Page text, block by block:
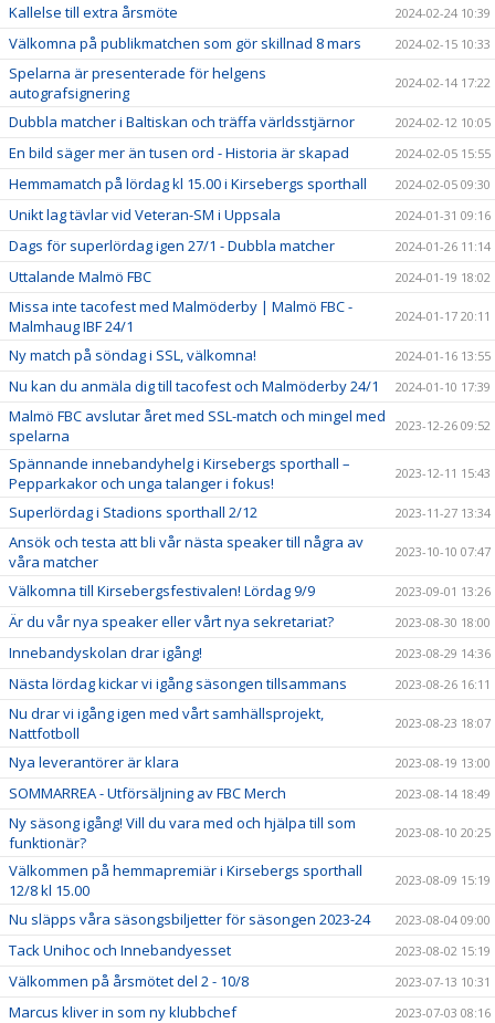
Kallelse till extra årsmöte 2024-02-24 10:39
Välkomna på publikmatchen som gör skillnad 8 mars 2024-02-15 10:33
Spelarna är presenterade för helgens
autografsignering
2024-02-14 17:22
Dubbla matcher i Baltiskan och träffa världsstjärnor 2024-02-12 10:05
En bild säger mer än tusen ord - Historia är skapad 2024-02-05 15:55
Hemmamatch på lördag kl 15.00 i Kirsebergs sporthall 2024-02-05 09:30
Unikt lag tävlar vid Veteran-SM i Uppsala 2024-01-31 09:16
Dags för superlördag igen 27/1 - Dubbla matcher 2024-01-26 11:14
Uttalande Malmö FBC 2024-01-19 18:02
Missa inte tacofest med Malmöderby | Malmö FBC -
Malmhaug IBF 24/1
2024-01-17 20:11
Ny match på söndag i SSL, välkomna! 2024-01-16 13:55
Nu kan du anmäla dig till tacofest och Malmöderby 24/1 2024-01-10 17:39
Malmö FBC avslutar året med SSL-match och mingel med
spelarna
2023-12-26 09:52
Spännande innebandyhelg i Kirsebergs sporthall –
Pepparkakor och unga talanger i fokus!
2023-12-11 15:43
Superlördag i Stadions sporthall 2/12 2023-11-27 13:34
Ansök och testa att bli vår nästa speaker till några av
våra matcher
2023-10-10 07:47
Välkomna till Kirsebergsfestivalen! Lördag 9/9 2023-09-01 13:26
Är du vår nya speaker eller vårt nya sekretariat? 2023-08-30 18:00
Innebandyskolan drar igång! 2023-08-29 14:36
Nästa lördag kickar vi igång säsongen tillsammans 2023-08-26 16:11
Nu drar vi igång igen med vårt samhällsprojekt,
Nattfotboll
2023-08-23 18:07
Nya leverantörer är klara 2023-08-19 13:00
SOMMARREA - Utförsäljning av FBC Merch 2023-08-14 18:49
Ny säsong igång! Vill du vara med och hjälpa till som
funktionär?
2023-08-10 20:25
Välkommen på hemmapremiär i Kirsebergs sporthall
12/8 kl 15.00
2023-08-09 15:19
Nu släpps våra säsongsbiljetter för säsongen 2023-24 2023-08-04 09:00
Tack Unihoc och Innebandyesset 2023-08-02 15:19
Välkommen på årsmötet del 2 - 10/8 2023-07-13 10:31
Marcus kliver in som ny klubbchef 2023-07-03 08:16